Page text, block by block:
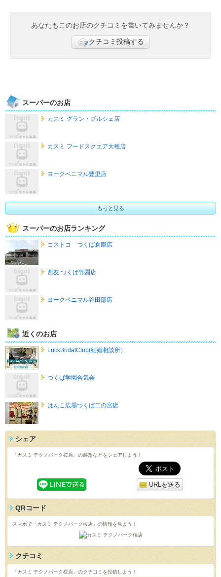
あなたもこのお店のクチコミを書いてみませんか？
クチコミ投稿する
スーパーのお店
カスミ グラン・プルシェ店
カスミ フードスクエア大穂店
ヨークベニマル豊里店
もっと見る
スーパーのお店ランキング
コストコ つくば倉庫店
西友 つくば竹園店
ヨークベニマル谷田部店
近くのお店
LuckBridalClub(結婚相談所）
つくば学園合気会
はんこ広場つくば二の宮店
シェア
「カスミ テクノパーク桜店」の感想などをシェアしよう！
URLを送る
QRコード
スマホで「カスミ テクノパーク桜店」の情報を見よう！
クチコミ
「カスミ テクノパーク桜店」のクチコミを投稿しよう！